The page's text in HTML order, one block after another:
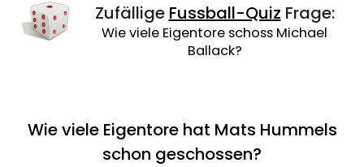
Zufällige Fussball-Quiz Frage:
Wie viele Eigentore schoss Michael
Ballack?
Wie viele Eigentore hat Mats Hummels
schon geschossen?